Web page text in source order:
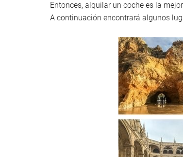
Entonces, alquilar un coche es la
A continuación encontrará algunos